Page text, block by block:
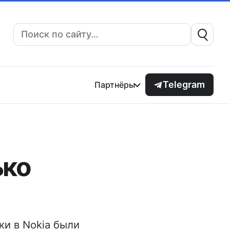
Поиск:
Партнёры Telegram
в Nokia были